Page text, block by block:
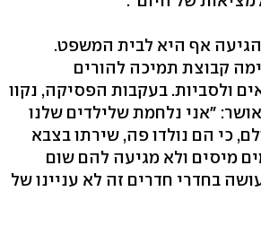
אף היא לבית המשפט.
הקימה קבוצת תמיכה להורים
ולסביות. בעקבות הפסיקה, נקוו
"אני נלחמת שלילדים שלנו
כי הם נולדו פה, שירתו בצבא
מיסים ולא מגיעה להם שום
בחדרי חדרים זה לא עניינו של